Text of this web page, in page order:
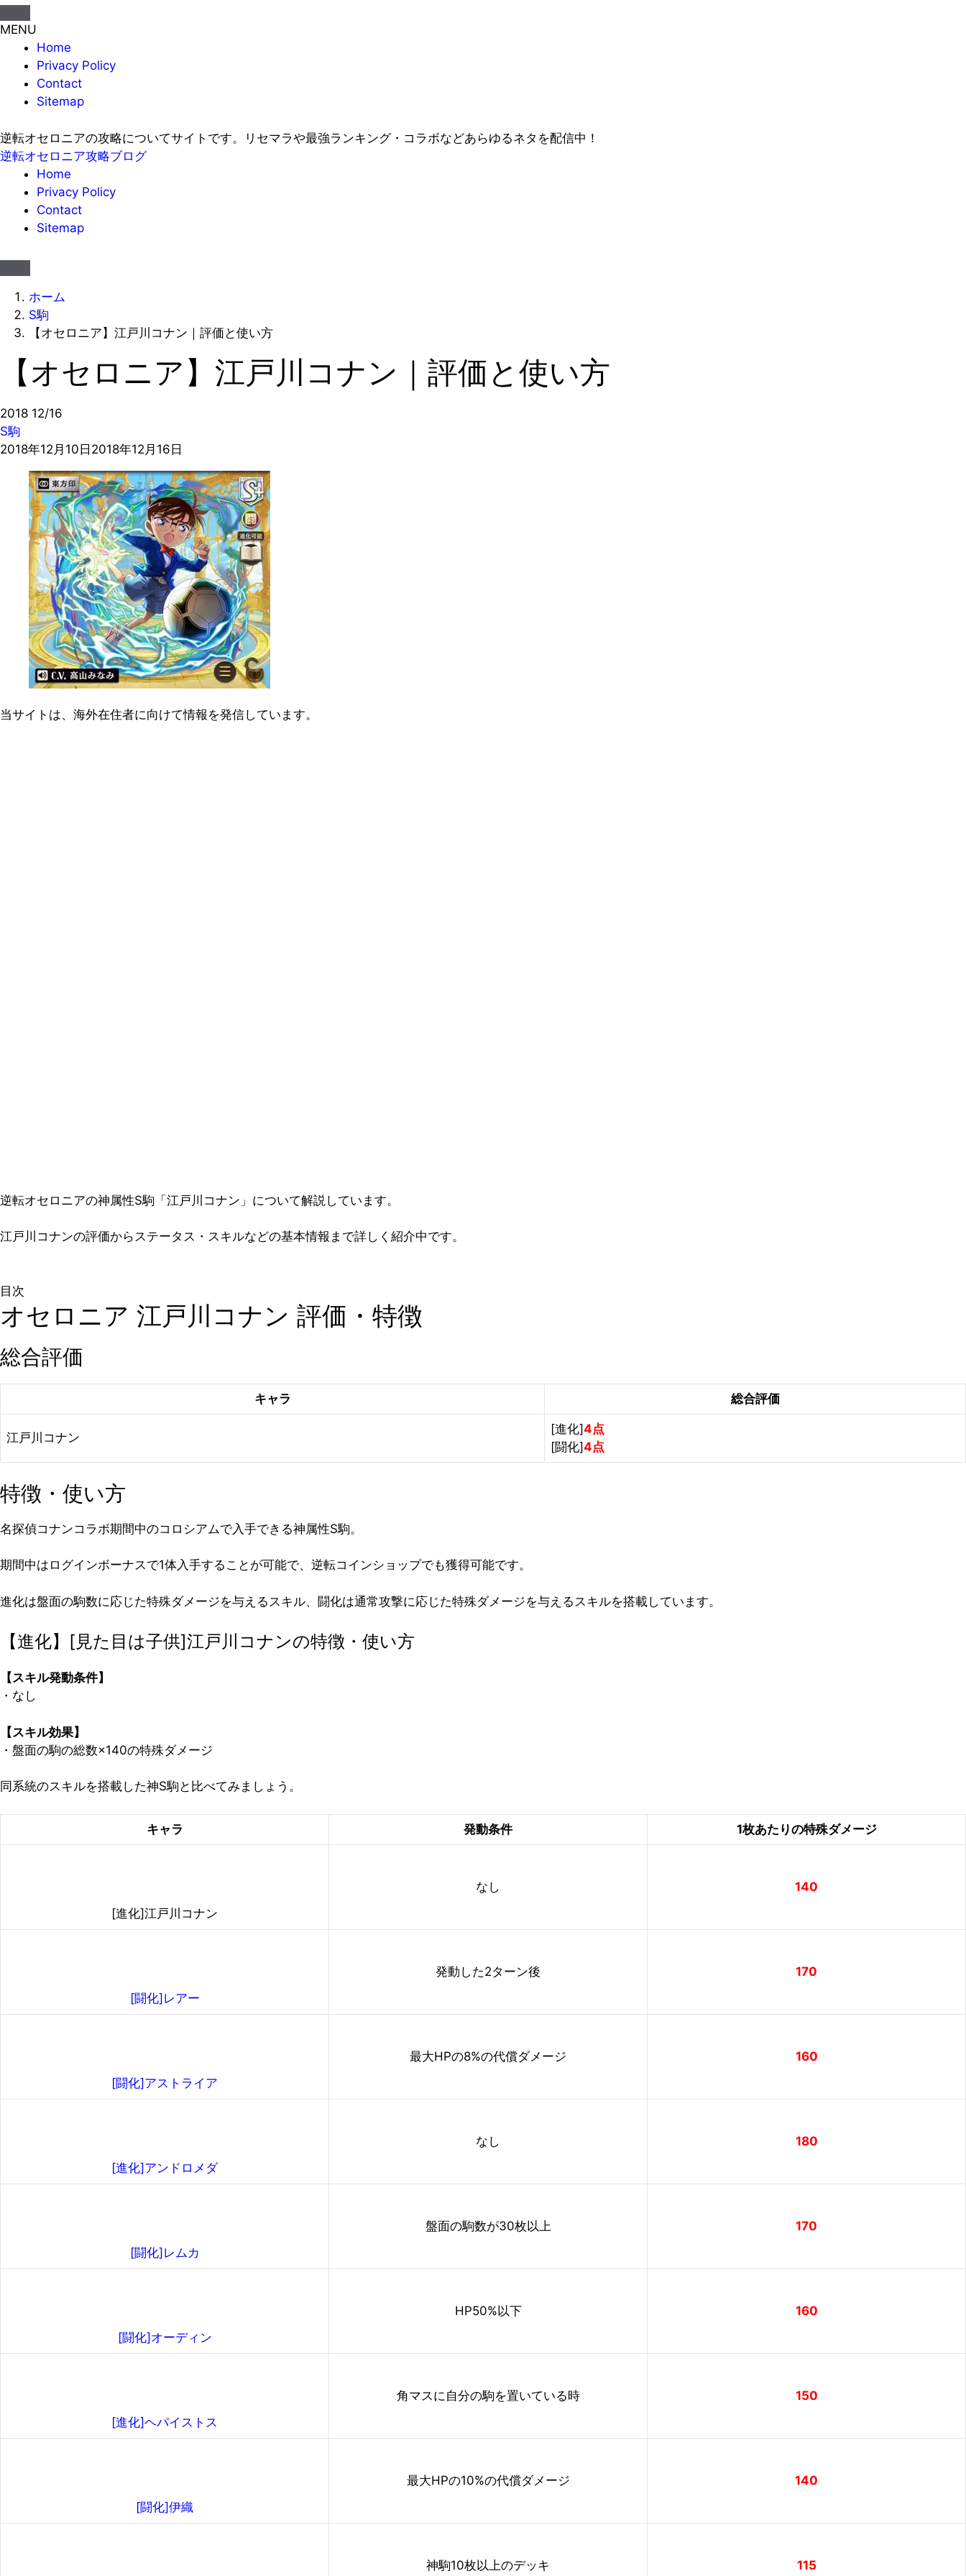
MENU
Home
Privacy Policy
Contact
Sitemap
逆転オセロニアの攻略についてサイトです。リセマラや最強ランキング・コラボなどあらゆるネタを配信中！
逆転オセロニア攻略ブログ
Home
Privacy Policy
Contact
Sitemap
ホーム
S駒
【オセロニア】江戸川コナン｜評価と使い方
【オセロニア】江戸川コナン｜評価と使い方
2018 12/16
S駒
2018年12月10日 2018年12月16日
当サイトは、海外在住者に向けて情報を発信しています。
逆転オセロニアの神属性S駒「江戸川コナン」について解説しています。
江戸川コナンの評価からステータス・スキルなどの基本情報まで詳しく紹介中です。
目次
オセロニア 江戸川コナン 評価・特徴
総合評価
キャラ 総合評価
江戸川コナン
[進化]4点
[闘化]4点
特徴・使い方
名探偵コナンコラボ期間中のコロシアムで入手できる神属性S駒。
期間中はログインボーナスで1体入手することが可能で、逆転コインショップでも獲得可能です。
進化は盤面の駒数に応じた特殊ダメージを与えるスキル、闘化は通常攻撃に応じた特殊ダメージを与えるスキルを搭載しています。
【進化】[見た目は子供]江戸川コナンの特徴・使い方
【スキル発動条件】
・なし
【スキル効果】
・盤面の駒の総数×140の特殊ダメージ
同系統のスキルを搭載した神S駒と比べてみましょう。
キャラ 発動条件 1枚あたりの特殊ダメージ
[進化]江戸川コナン
なし 140
[闘化]レアー
発動した2ターン後 170
[闘化]アストライア
最大HPの8%の代償ダメージ 160
[進化]アンドロメダ
なし 180
[闘化]レムカ
盤面の駒数が30枚以上 170
[闘化]オーディン
HP50%以下 160
[進化]ヘパイストス
角マスに自分の駒を置いている時 150
[闘化]伊織
最大HPの10%の代償ダメージ 140
神駒10枚以上のデッキ 115